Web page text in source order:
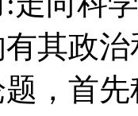
其政
，首